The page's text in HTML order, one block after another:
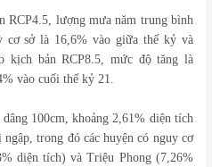
RCP4.5, lượng mưa năm trung bình
cơ sở là 16,6% vào giữa thế kỷ và
kịch bản RCP8.5, mức độ tăng là
vào cuối thế kỷ 21.
100cm, khoảng 2,61% diện tích
trong đó các huyện có nguy cơ
diện tích) và Triệu Phong (7,26%